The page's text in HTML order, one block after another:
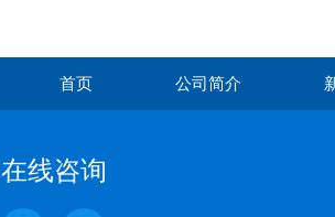
首页 公司简介
在线咨询